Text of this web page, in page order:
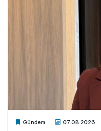
Gündəm 07.08.2026
Xalq.Online